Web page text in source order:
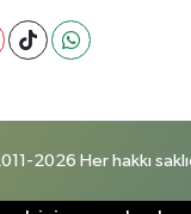
2026 Her hakkı